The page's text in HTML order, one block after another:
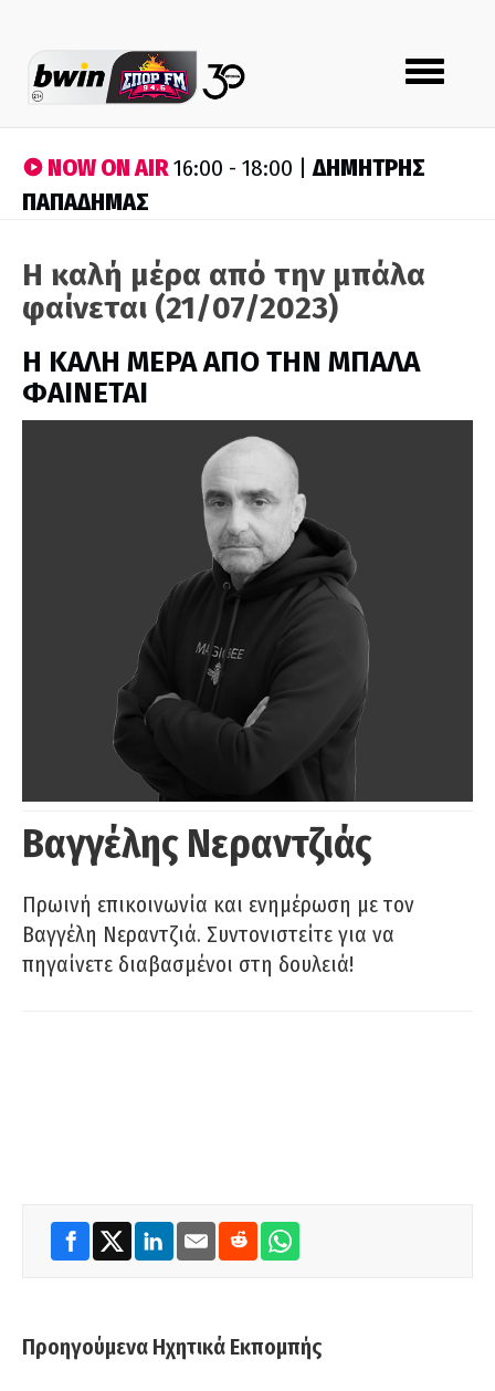
Toggle
navigation
NOW ON AIR16:00 - 18:00 |ΔΗΜΗΤΡΗΣ
ΠΑΠΑΔΗΜΑΣ
Η καλή μέρα από την μπάλα
φαίνεται (21/07/2023)
H ΚΑΛΗ ΜΕΡΑ ΑΠΟ ΤΗΝ ΜΠΑΛΑ
ΦΑΙΝΕΤΑΙ
Βαγγέλης Νεραντζιάς
Πρωινή επικοινωνία και ενημέρωση με τον
Βαγγέλη Νεραντζιά. Συντονιστείτε για να
πηγαίνετε διαβασμένοι στη δουλειά!
Προηγούμενα Ηχητικά Εκπομπής